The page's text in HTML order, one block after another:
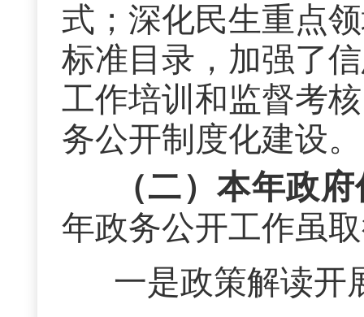
式；深化民生重点
标准目录，加强了
工作培训和监督考
务公开制度化建设。
（二）本年政
年政务公开工作虽
一是政策解读开